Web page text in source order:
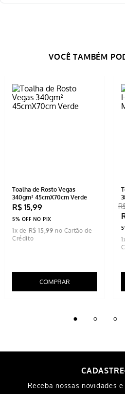
Toalha de Rosto Vegas
340gm² 45cmX70cm Verde
R$ 15,99
5% OFF NO PIX
1x de R$ 15 ,99
COMPRAR
1
Receba nossas novidades